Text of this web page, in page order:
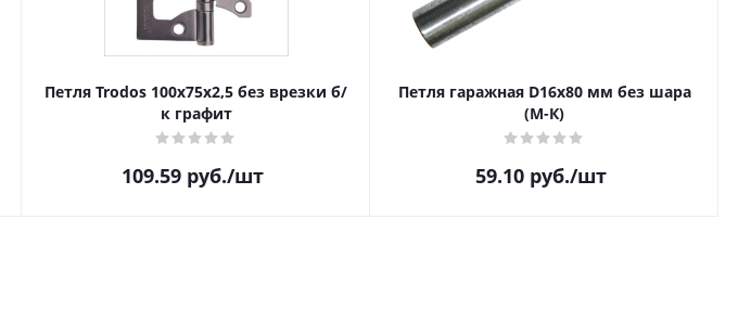
Петля Trodos 100x75x2,5 без врезки б/
к графит
109.59руб./шт
Петля гаражная D16х80 мм без шара
(М-К)
59.10руб./шт